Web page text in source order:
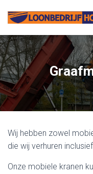
Wij hebben zowel
die wij verhuren
Onze mobiele kranen